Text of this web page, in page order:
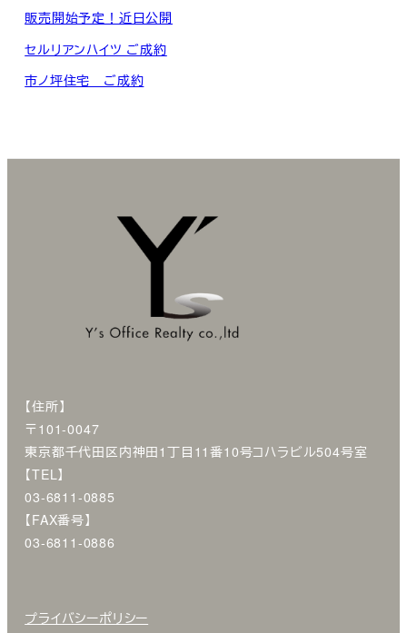
販売開始予定！近日公開
セルリアンハイツ ご成約
市ノ坪住宅 ご成約
【住所】
〒101-0047
東京都千代田区内神田1丁目11番10号コハラビル504号室
【TEL】
03-6811-0885
【FAX番号】
03-6811-0886
プライバシーポリシー